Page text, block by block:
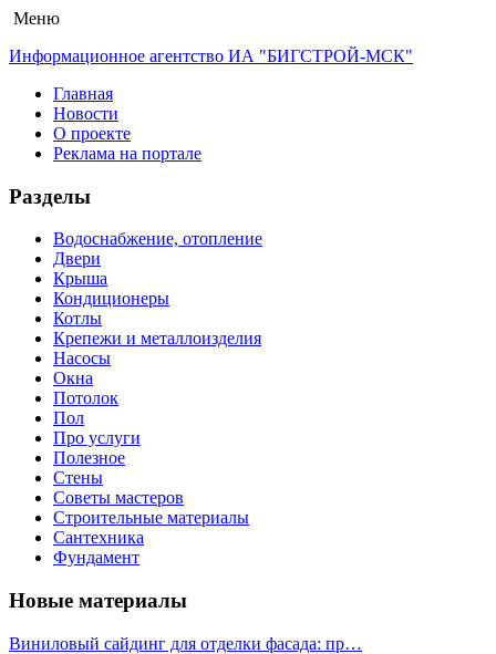
Меню
Информационное агентство ИА "БИГСТРОЙ-МСК"
Главная
Новости
О проекте
Реклама на портале
Разделы
Водоснабжение, отопление
Двери
Крыша
Кондиционеры
Котлы
Крепежи и металлоизделия
Насосы
Окна
Потолок
Пол
Про услуги
Полезное
Стены
Советы мастеров
Строительные материалы
Сантехника
Фундамент
Новые материалы
Виниловый сайдинг для отделки фасада: пр…